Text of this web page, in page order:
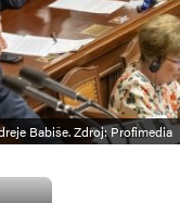
Babiše. Zdroj: Profimedia